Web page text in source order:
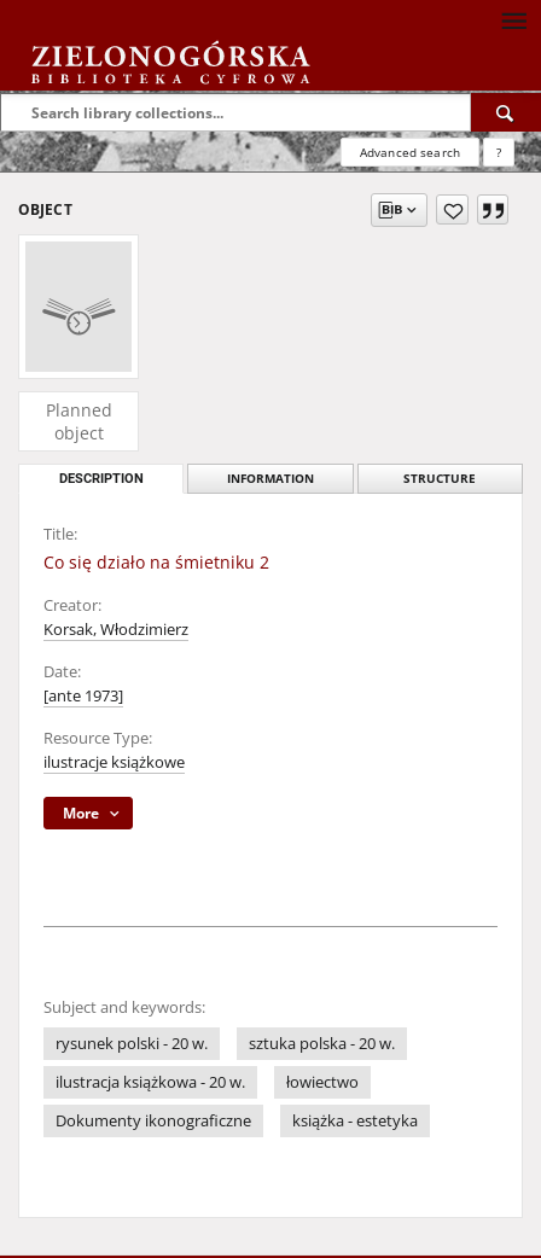
Advanced search ?
OBJECT
Planned
object
DESCRIPTION INFORMATION STRUCTURE
Title:
Co się działo na śmietniku 2
Creator:
Korsak, Włodzimierz
Date:
[ante 1973]
Resource Type:
ilustracje książkowe
More
Subject and keywords:
rysunek polski - 20 w.
sztuka polska - 20 w.
ilustracja książkowa - 20 w.
łowiectwo
Dokumenty ikonograficzne
książka - estetyka